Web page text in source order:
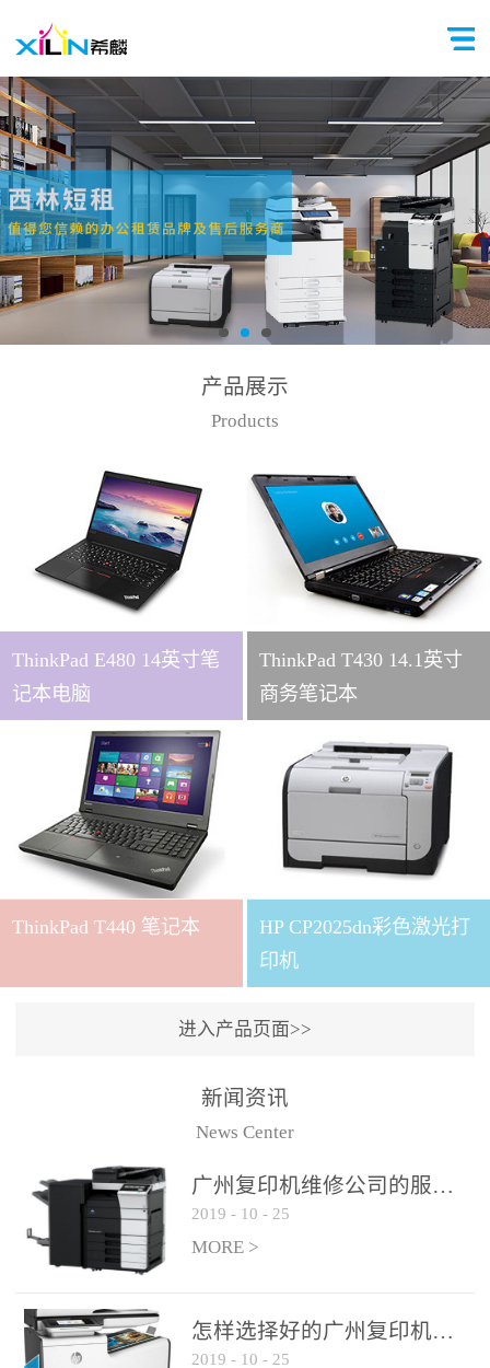
产品展示
Products
ThinkPad E480 14英寸笔
记本电脑
ThinkPad T430 14.1英寸
商务笔记本
ThinkPad T440 笔记本
HP CP2025dn彩色激光打
印机
进入产品页面>>
新闻资讯
News Center
广州复印机维修公司的服务如何?
2019 - 10 - 25
MORE >
怎样选择好的广州复印机维修公司?
2019 - 10 - 25